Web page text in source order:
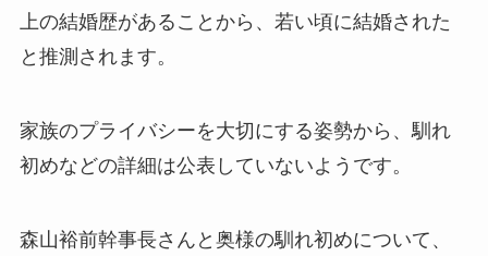
上の結婚歴があることから、若い頃に結婚された
と推測されます。
家族のプライバシーを大切にする姿勢から、馴れ
初めなどの詳細は公表していないようです。
森山裕前幹事長さんと奥様の馴れ初めについて、